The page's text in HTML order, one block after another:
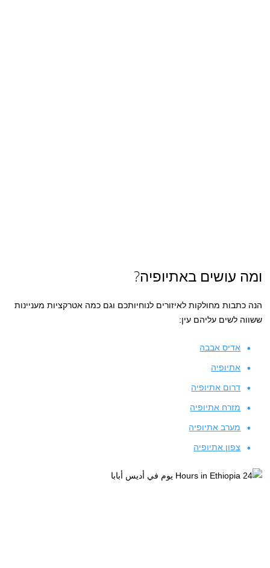
ומה עושים באתיופיה?
הנה כתבות מחולקות לאיזורים לנוחיותכם וגם כמה אטרקציות מעניינות
ששווה לשים עליהם עין:
אדיס אבבה
אתיופיה
דרום אתיופיה
מזרח אתיופיה
מערב אתיופיה
צפון אתיופיה